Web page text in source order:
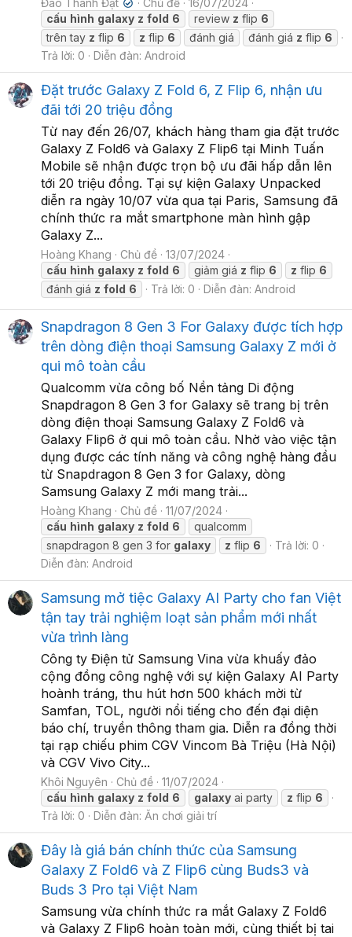
✔
cấu hình galaxy z fold 6 review z flip 6
trên tay z flip 6 z flip 6 đánh giá đánh giá z flip 6
Trả lời: 0
Diễn đàn: Android
Đặt trước Galaxy Z Fold 6, Z Flip 6, nhận ưu
đãi tới 20 triệu đồng
Từ nay đến 26/07, khách hàng tham gia đặt trước
Galaxy Z Fold6 và Galaxy Z Flip6 tại Minh Tuấn
Mobile sẽ nhận được trọn bộ ưu đãi hấp dẫn lên
tới 20 triệu đồng. Tại sự kiện Galaxy Unpacked
diễn ra ngày 10/07 vừa qua tại Paris, Samsung đã
chính thức ra mắt smartphone màn hình gập
Galaxy Z...
Hoàng Khang Chủ đề
13/07/2024
cấu hình galaxy z fold 6 giảm giá z flip 6 z flip 6
đánh giá z fold 6 Trả lời: 0 Diễn đàn: Android
Snapdragon 8 Gen 3 For Galaxy được tích hợp
trên dòng điện thoại Samsung Galaxy Z mới ở
qui mô toàn cầu
Qualcomm vừa công bố Nền tảng Di động
Snapdragon 8 Gen 3 for Galaxy sẽ trang bị trên
dòng điện thoại Samsung Galaxy Z Fold6 và
Galaxy Flip6 ở qui mô toàn cầu. Nhờ vào việc tận
dụng được các tính năng và công nghệ hàng đầu
từ Snapdragon 8 Gen 3 for Galaxy, dòng
Samsung Galaxy Z mới mang trải...
Hoàng Khang Chủ đề
11/07/2024
cấu hình galaxy z fold 6
qualcomm
snapdragon 8 gen 3 for galaxy z flip 6
Trả lời: 0
Diễn đàn: Android
Samsung mở tiệc Galaxy AI Party cho fan Việt
tận tay trải nghiệm loạt sản phẩm mới nhất
vừa trình làng
Công ty Điện tử Samsung Vina vừa khuấy đảo
cộng đồng công nghệ với sự kiện Galaxy AI Party
hoành tráng, thu hút hơn 500 khách mời từ
Samfan, TOL, người nổi tiếng cho đến đại diện
báo chí, truyền thông tham gia. Diễn ra đồng thời
tại rạp chiếu phim CGV Vincom Bà Triệu (Hà Nội)
và CGV Vivo City...
Khôi Nguyên Chủ đề
11/07/2024
cấu hình galaxy z fold 6 galaxy ai party z flip 6
Trả lời: 0
Diễn đàn: Ăn chơi giải trí
Đây là giá bán chính thức của Samsung
Galaxy Z Fold6 và Z Flip6 cùng Buds3 và
Buds 3 Pro tại Việt Nam
Samsung vừa chính thức ra mắt Galaxy Z Fold6
và Galaxy Z Flip6 hoàn toàn mới, cùng thiết bị tai